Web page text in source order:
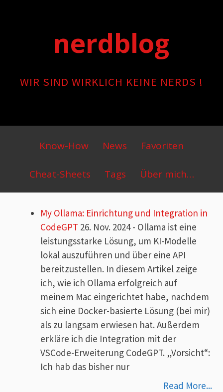
nerdblog
WIR SIND WIRKLICH KEINE NERDS !
Primary
Menu
Know-How News Favoriten
Cheat-Sheets Tags Über mich…
My Ollama: Einrichtung und Integration in
CodeGPT 26. Nov. 2024- Ollama ist eine
leistungsstarke Lösung, um KI-Modelle
lokal auszuführen und über eine API
bereitzustellen. In diesem Artikel zeige
ich, wie ich Ollama erfolgreich auf
meinem Mac eingerichtet habe, nachdem
sich eine Docker-basierte Lösung (bei mir)
als zu langsam erwiesen hat. Außerdem
erkläre ich die Integration mit der
VSCode-Erweiterung CodeGPT. „Vorsicht“:
Ich hab das bisher nur
Read More...